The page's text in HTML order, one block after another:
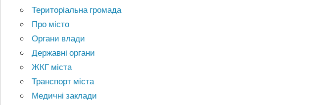
Територіальна громада
Про місто
Органи влади
Державні органи
ЖКГ міста
Транспорт міста
Медичні заклади